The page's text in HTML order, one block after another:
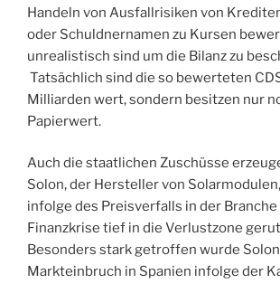
Handeln von Ausfallrisiken von
oder Schuldnernamen zu Kursen
unrealistisch sind um die Bilanz zu
Tatsächlich sind die so bewerteten
Milliarden wert, sondern besitzen nur
Papierwert.
Auch die staatlichen Zuschüsse
Solon, der Hersteller von
infolge des Preisverfalls in der Branche
Finanzkrise tief in die Verlustzone
Besonders stark getroffen wurde
Markteinbruch in Spanien infolge der